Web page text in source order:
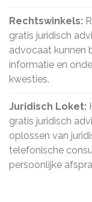
Rechtswinkels:
gratis juridisch
advocaat kunnen
informatie en
kwesties.
Juridisch Loket:
gratis juridisch
oplossen van
telefonische
persoonlijke